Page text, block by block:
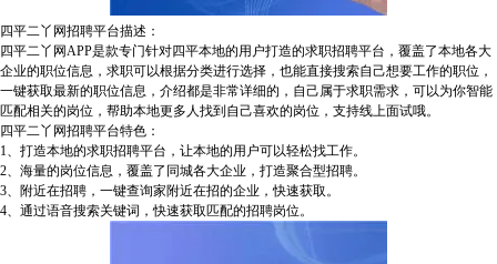
四平二丫网招聘平台描述：
四平二丫网APP是款专门针对四平本地的用户打造的求职招聘平台，覆盖了本地各大
企业的职位信息，求职可以根据分类进行选择，也能直接搜索自己想要工作的职位，
一键获取最新的职位信息，介绍都是非常详细的，自己属于求职需求，可以为你智能
匹配相关的岗位，帮助本地更多人找到自己喜欢的岗位，支持线上面试哦。
四平二丫网招聘平台特色：
1、打造本地的求职招聘平台，让本地的用户可以轻松找工作。
2、海量的岗位信息，覆盖了同城各大企业，打造聚合型招聘。
3、附近在招聘，一键查询家附近在招的企业，快速获取。
4、通过语音搜索关键词，快速获取匹配的招聘岗位。